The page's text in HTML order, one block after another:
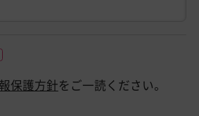
保護方針をご一読ください。